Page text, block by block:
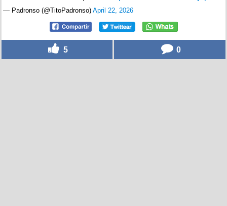
— Padronso (@TitoPadronso) April 22, 2026
5 0